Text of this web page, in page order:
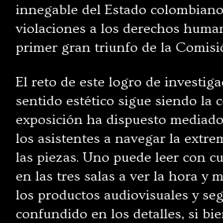
innegable del Estado
violaciones a los derechos
primer gran triunfo de la
El reto de este logro de
sentido estético sigue siendo la
exposición ha dispuesto
los asistentes a navegar la
las piezas. Uno puede leer con
en las tres salas a ver la hora y
los productos audiovisuales y
confundido en los detalles, si